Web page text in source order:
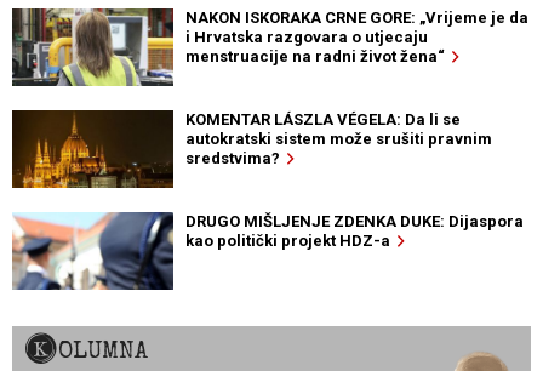
NAKON ISKORAKA CRNE GORE: „Vrijeme je da
i Hrvatska razgovara o utjecaju
menstruacije na radni život žena“
KOMENTAR LÁSZLA VÉGELA: Da li se
autokratski sistem može srušiti pravnim
sredstvima?
DRUGO MIŠLJENJE ZDENKA DUKE: Dijaspora
kao politički projekt HDZ-a
KOLUMNA